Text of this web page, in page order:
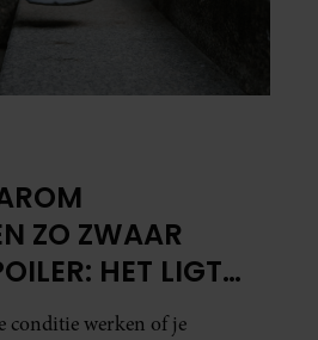
ZO ZWAAR
HET LIGT
CONDITIE)
conditie werken of je